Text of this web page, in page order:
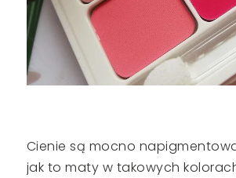
Cienie są mocno
jak to maty w takowych